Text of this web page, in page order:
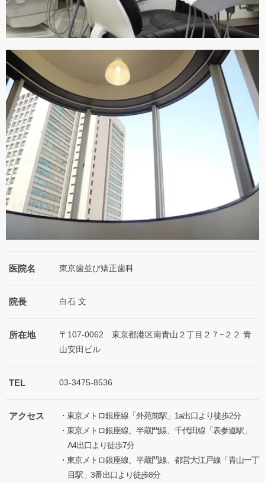
医院名 東京歯並び矯正歯科
院長 白石 文
所在地
〒107-0062 東京都港区南青山２丁目２７−２２ 青
山安田ビル
TEL 03-3475-8536
アクセス
・東京メトロ銀座線「外苑前駅」1a出口より徒歩2分
・東京メトロ銀座線、半蔵門線、千代田線「表参道駅」
A4出口より徒歩7分
・東京メトロ銀座線、半蔵門線、都営大江戸線「青山一丁
目駅」3番出口より徒歩8分